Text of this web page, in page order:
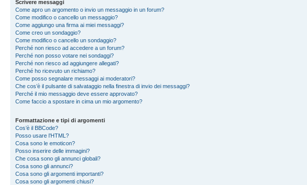
Scrivere messaggi
Come apro un argomento o invio un messaggio in un forum?
Come modifico o cancello un messaggio?
Come aggiungo una firma ai miei messaggi?
Come creo un sondaggio?
Come modifico o cancello un sondaggio?
Perché non riesco ad accedere a un forum?
Perché non posso votare nei sondaggi?
Perché non riesco ad aggiungere allegati?
Perché ho ricevuto un richiamo?
Come posso segnalare messaggi ai moderatori?
Che cos’è il pulsante di salvataggio nella finestra di invio dei messaggi?
Perché il mio messaggio deve essere approvato?
Come faccio a spostare in cima un mio argomento?
Formattazione e tipi di argomenti
Cos’è il BBCode?
Posso usare l’HTML?
Cosa sono le emoticon?
Posso inserire delle immagini?
Che cosa sono gli annunci globali?
Cosa sono gli annunci?
Cosa sono gli argomenti importanti?
Cosa sono gli argomenti chiusi?